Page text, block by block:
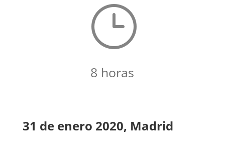
}
8 horas
31 de enero 2020, Madrid